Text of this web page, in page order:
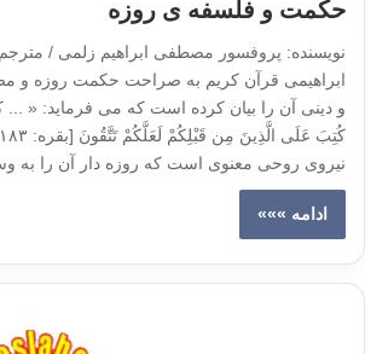
حکمت و فلسفه ی روزه
نویسنده: پروفسور مصطفی ابراهیم زلمی /
ابراهیمی قرآن کریم به صراحت حکمت روزه و
و دینی آن را بیان کرده است که می فرماید: « ...
نیروی روحی معنوی است که روزه دار آن را به
ادامه »»»